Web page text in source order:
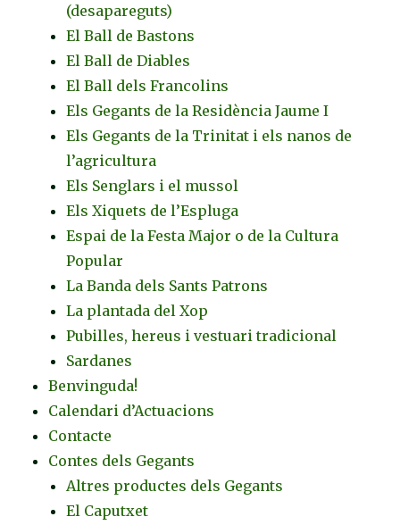
(desapareguts)
El Ball de Bastons
El Ball de Diables
El Ball dels Francolins
Els Gegants de la Residència Jaume I
Els Gegants de la Trinitat i els nanos de
l’agricultura
Els Senglars i el mussol
Els Xiquets de l’Espluga
Espai de la Festa Major o de la Cultura
Popular
La Banda dels Sants Patrons
La plantada del Xop
Pubilles, hereus i vestuari tradicional
Sardanes
Benvinguda!
Calendari d’Actuacions
Contacte
Contes dels Gegants
Altres productes dels Gegants
El Caputxet